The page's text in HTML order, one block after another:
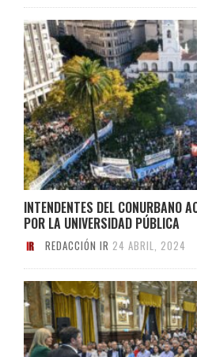
INTENDENTES DEL CONURBANO
POR LA UNIVERSIDAD PÚBLICA
REDACCIÓN IR 24 ABRIL, 2024